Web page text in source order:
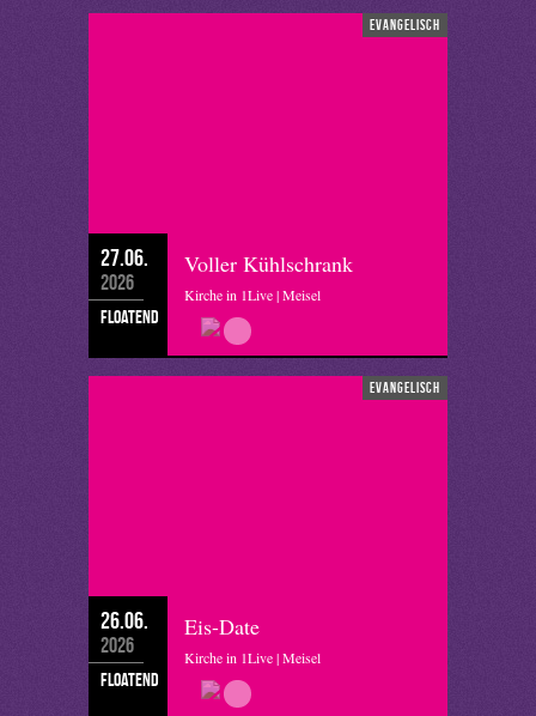
evangelisch
27.06.
2026
floatend
Voller Kühlschrank
Kirche in 1Live | Meisel
evangelisch
26.06.
2026
floatend
Eis-Date
Kirche in 1Live | Meisel